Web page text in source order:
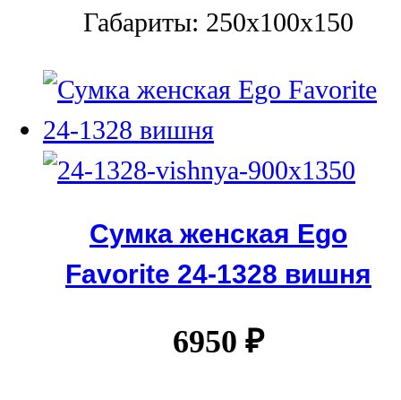
Габариты: 250x100x150
Сумка женская Ego
Favorite 24-1328 вишня
6950 ₽